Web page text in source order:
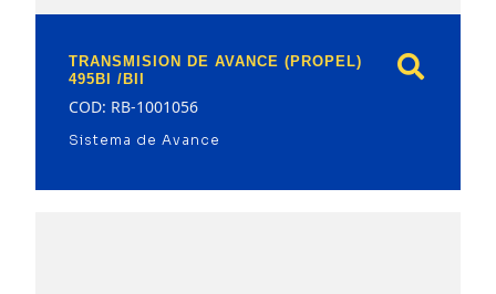
TRANSMISION DE AVANCE (PROPEL)
495BI /BII
COD: RB-1001056
Sistema de Avance